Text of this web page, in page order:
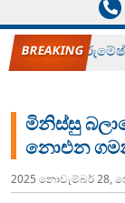
රන් ගෙනා
මිනිස්සු
නොඑන
2025 නොවැම්‍බර් 28,